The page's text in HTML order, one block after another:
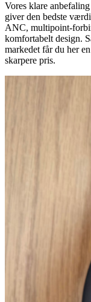
Vores klare
giver den bedste
ANC, multipoint-
komfortabelt design.
markedet får du her
skarpere pris.